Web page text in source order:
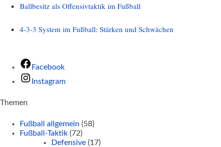
Ballbesitz als Offensivtaktik im Fußball
4-3-3 System im Fußball: Stärken und Schwächen
Facebook
Instagram
Themen
Fußball allgemein (58)
Fußball-Taktik (72)
Defensive (17)